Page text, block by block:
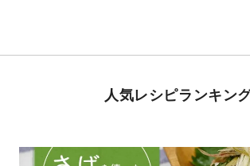
人気レシピランキン